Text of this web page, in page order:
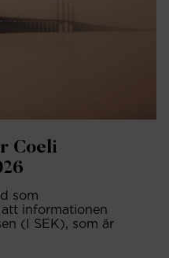
Coeli
som
informationen
(I SEK), som är